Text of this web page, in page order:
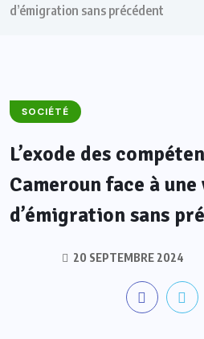
d’émigration sans précédent
SOCIÉTÉ
L’exode des
Cameroun face à une
d’émigration sans
20 SEPTEMBRE 2024